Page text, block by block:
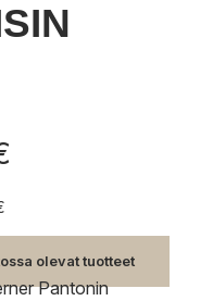
270,00 €
olevat tuotteet
Pantonin